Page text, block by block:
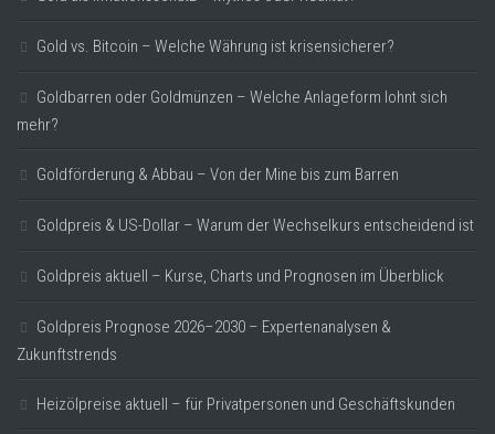
Gold vs. Bitcoin – Welche Währung ist krisensicherer?
Goldbarren oder Goldmünzen – Welche Anlageform lohnt sich
mehr?
Goldförderung & Abbau – Von der Mine bis zum Barren
Goldpreis & US-Dollar – Warum der Wechselkurs entscheidend ist
Goldpreis aktuell – Kurse, Charts und Prognosen im Überblick
Goldpreis Prognose 2026–2030 – Expertenanalysen &
Zukunftstrends
Heizölpreise aktuell – für Privatpersonen und Geschäftskunden